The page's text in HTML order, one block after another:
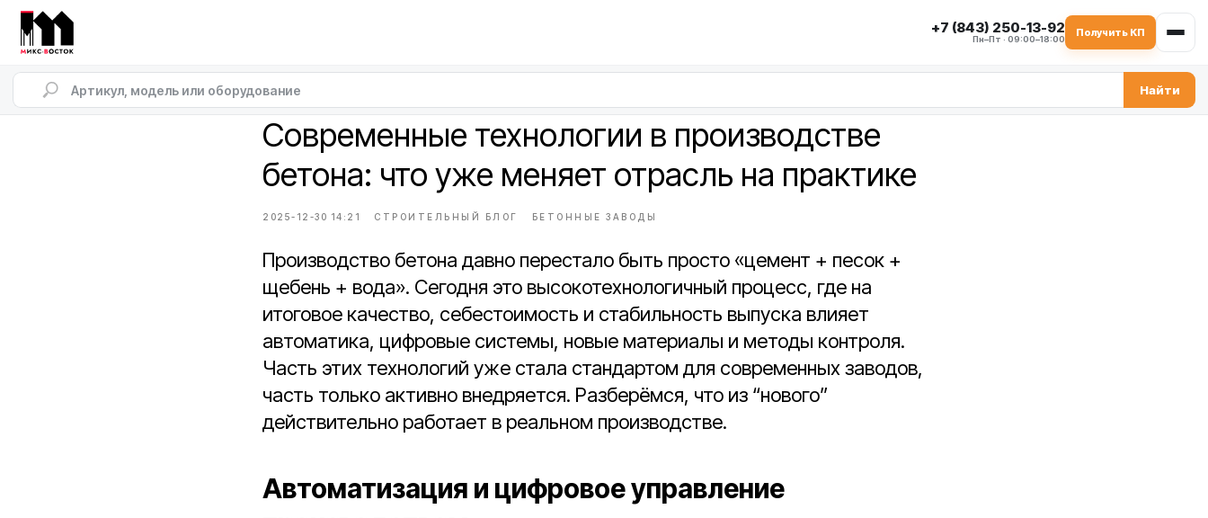
+7 (843) 250-13-92
Пн–Пт · 09:00–18:00
Получить КП
Найти
Современные технологии в производстве
бетона: что уже меняет отрасль на практике
2025-12-30 14:21 СТРОИТЕЛЬНЫЙ БЛОГ БЕТОННЫЕ ЗАВОДЫ
Производство бетона давно перестало быть просто «цемент + песок +
щебень + вода». Сегодня это высокотехнологичный процесс, где на
итоговое качество, себестоимость и стабильность выпуска влияет
автоматика, цифровые системы, новые материалы и методы контроля.
Часть этих технологий уже стала стандартом для современных заводов,
часть только активно внедряется. Разберёмся, что из “нового”
действительно работает в реальном производстве.
Автоматизация и цифровое управление